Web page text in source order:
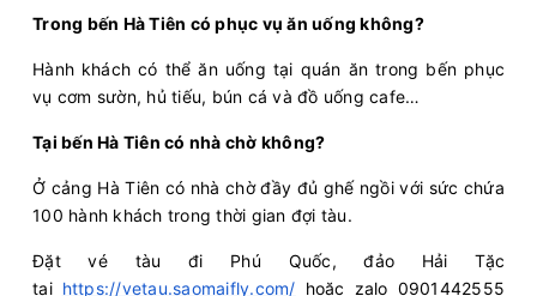
Trong bến Hà Tiên có phục vụ ăn uống không?
Hành khách có thể ăn uống tại quán ăn trong bến phục
vụ cơm sườn, hủ tiếu, bún cá và đồ uống cafe…
Tại bến Hà Tiên có nhà chờ không?
Ở cảng Hà Tiên có nhà chờ đầy đủ ghế ngồi với sức chứa
100 hành khách trong thời gian đợi tàu.
Đặt vé tàu đi Phú Quốc, đảo Hải Tặc
tại https://vetau.saomaifly.com/ hoặc zalo 0901442555